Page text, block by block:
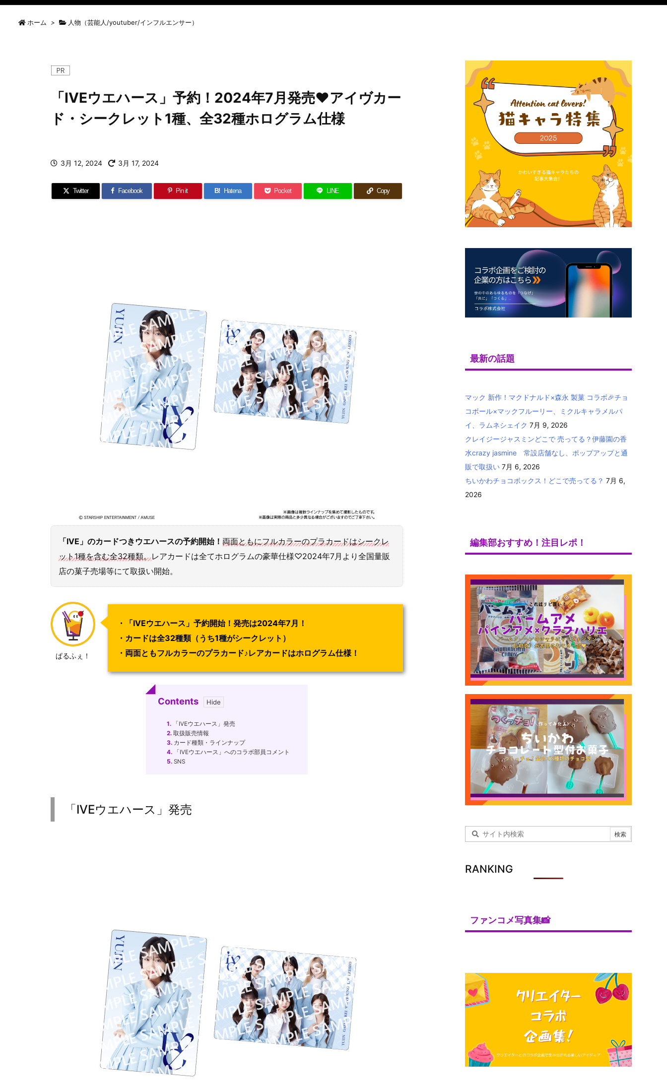
ホーム > 人物（芸能人/youtuber/インフルエンサー）
「IVEウエハース」予約！2024年7月発売♥アイヴカー
ド・シークレット1種、全32種ホログラム仕様
3月 12, 2024 3月 17, 2024
Twitter Facebook Pin it B! Hatena Pocket LINE Copy
「IVE」のカードつきウエハースの予約開始！ 両面ともにフルカラーのプラカードはシークレ
ット1種を含む全32種類。レアカードは全てホログラムの豪華仕様♡2024年7月より全国量販
店の菓子売場等にて取扱い開始。
ぱるふぇ！
・「IVEウエハース」予約開始！発売は2024年7月！
・カードは全32種類（うち1種がシークレット）
・両面ともフルカラーのプラカード♪レアカードはホログラム仕様！
Contents
1. 「IVEウエハース」発売
2. 取扱販売情報
3. カード種類・ラインナップ
4. 「IVEウエハース」へのコラボ部員コメント
5. SNS
「IVEウエハース」発売
最新の話題
マック 新作！マクドナルド×森永 製菓 コラボ🎉チョ
コボール×マックフルーリー、ミクルキャラメルパ
イ、ラムネシェイク 7月 9, 2026
クレイジージャスミンどこで 売ってる？伊藤園の香
水crazy jasmine 常設店舗なし、ポップアップと通
販で取扱い 7月 6, 2026
ちいかわチョコボックス！どこで売ってる？ 7月 6,
2026
編集部おすすめ！注目レポ！
RANKING
ファンコメ写真集📸